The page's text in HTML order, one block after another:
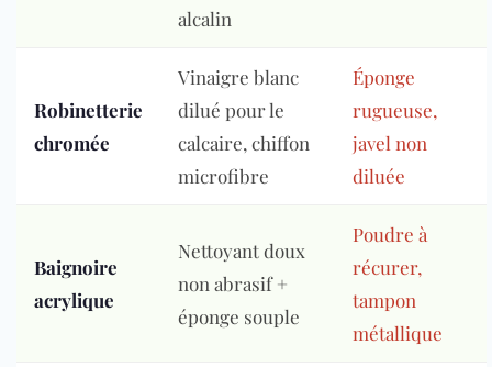
alcalin
Robinetterie
chromée
Vinaigre blanc
dilué pour le
calcaire, chiffon
microfibre
Éponge
rugueuse,
javel non
diluée
Baignoire
acrylique
Nettoyant doux
non abrasif +
éponge souple
Poudre à
récurer,
tampon
métallique